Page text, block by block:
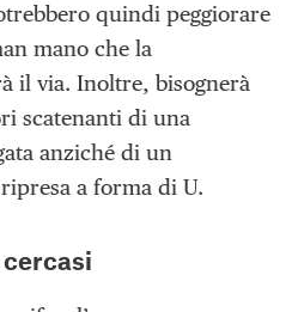
quindi peggiorare
mano che la
il via. Inoltre, bisognerà
scatenanti di una
anziché di un
a forma di U.